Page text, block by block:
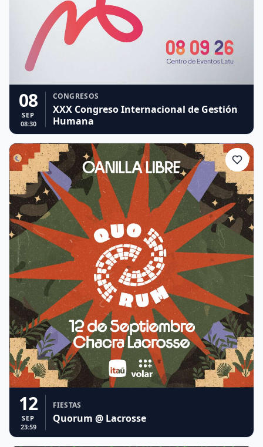
08
SEP
08:30
CONGRESOS
XXX Congreso Internacional de Gestión
Humana
12
SEP
23:59
FIESTAS
Quorum @ Lacrosse